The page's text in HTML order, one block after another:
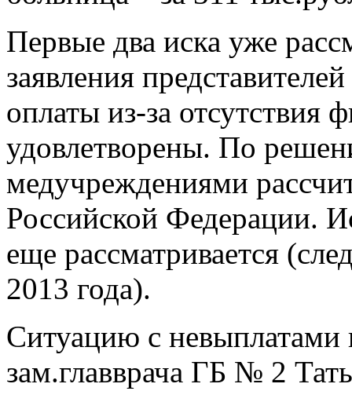
Первые два иска уже
заявления
оплаты из-за отсутствия
удовлетворены. По
медучреждениями
Российской Федерации.
еще рассматривается
2013 года).
Ситуацию с невыплатами
зам.главврача ГБ № 2